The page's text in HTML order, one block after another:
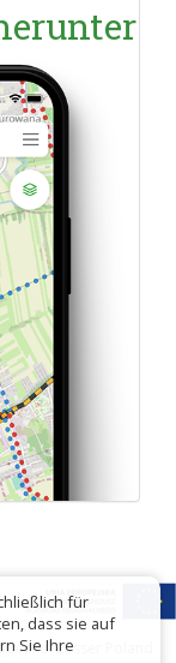
of Lesser Poland
für
dass sie auf
Sie Ihre